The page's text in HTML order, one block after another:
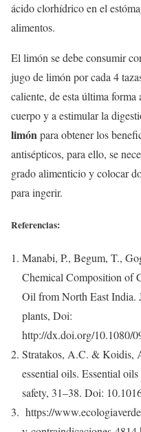
ácido clorhídrico en el
alimentos.
El limón se debe consumir
jugo de limón por cada 4
caliente, de esta última
cuerpo y a estimular la
limónpara obtener los
antisépticos, para ello, se
grado alimenticio y colocar
para ingerir.
Referencias:
Manabi, P., Begum, T.,
Chemical Composition of
Oil from North East India.
plants, Doi:
http://dx.doi.org/10.1080/
Stratakos, A.C. & Koidis,
essential oils. Essential
safety, 31–38. Doi:
https://